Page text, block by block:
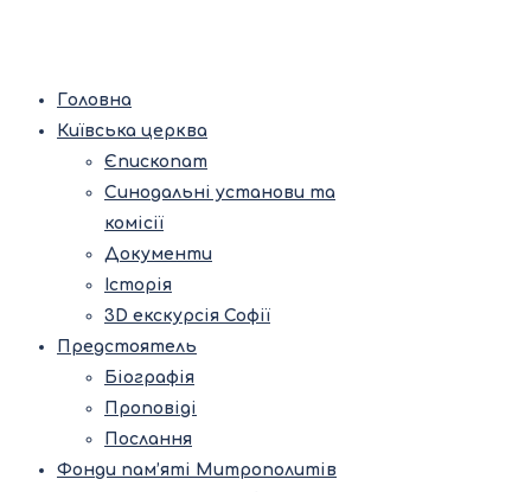
Головна
Київська церква
Єпископат
Синодальні установи та
комісії
Документи
Історія
3D екскурсія Софії
Предстоятель
Біографія
Проповіді
Послання
Фонди пам’яті Митрополитів